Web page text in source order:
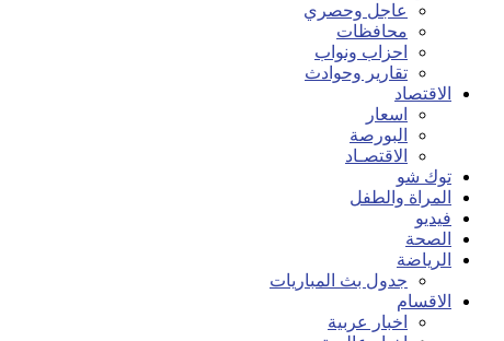
عاجل وحصري
محافظات
احزاب ونواب
تقارير وحوادث
الاقتصاد
اسعار
البورصة
الاقتصـاد
توك شو
المراة والطفل
فيديو
الصحة
الرياضة
جدول بث المباريات
الاقسام
اخبار عربية